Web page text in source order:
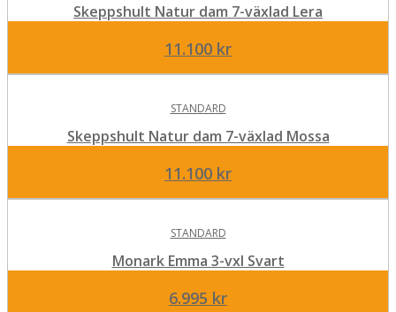
Skeppshult Natur dam 7-växlad Lera
11.100 kr
STANDARD
Skeppshult Natur dam 7-växlad Mossa
11.100 kr
STANDARD
Monark Emma 3-vxl Svart
6.995 kr